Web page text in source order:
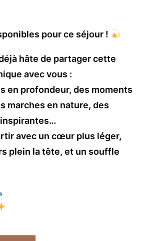
pour ce séjour !
hâte de partager cette
avec vous :
en profondeur, des moments
marches en nature, des
avec un cœur plus léger,
plein la tête, et un souffle